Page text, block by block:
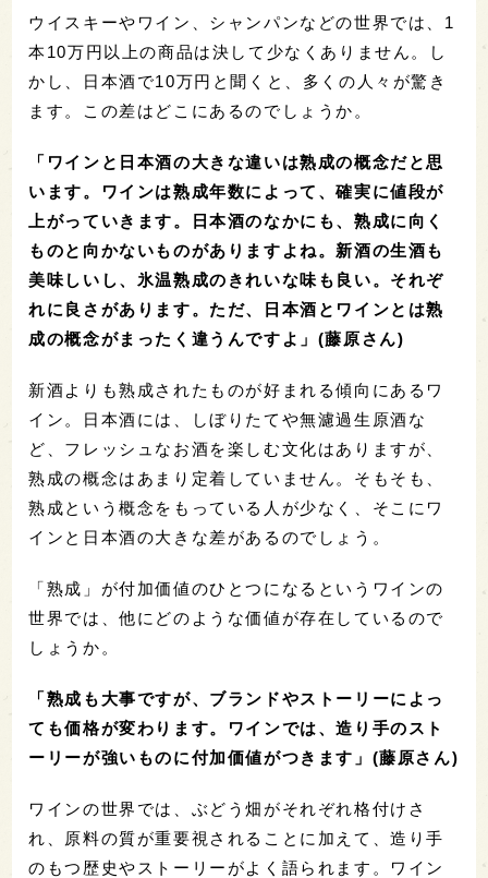
ウイスキーやワイン、シャンパンなどの世界では、1
本10万円以上の商品は決して少なくありません。し
かし、日本酒で10万円と聞くと、多くの人々が驚き
ます。この差はどこにあるのでしょうか。
「ワインと日本酒の大きな違いは熟成の概念だと思
います。ワインは熟成年数によって、確実に値段が
上がっていきます。日本酒のなかにも、熟成に向く
ものと向かないものがありますよね。新酒の生酒も
美味しいし、氷温熟成のきれいな味も良い。それぞ
れに良さがあります。ただ、日本酒とワインとは熟
成の概念がまったく違うんですよ」(藤原さん)
新酒よりも熟成されたものが好まれる傾向にあるワ
イン。日本酒には、しぼりたてや無濾過生原酒な
ど、フレッシュなお酒を楽しむ文化はありますが、
熟成の概念はあまり定着していません。そもそも、
熟成という概念をもっている人が少なく、そこにワ
インと日本酒の大きな差があるのでしょう。
「熟成」が付加価値のひとつになるというワインの
世界では、他にどのような価値が存在しているので
しょうか。
「熟成も大事ですが、ブランドやストーリーによっ
ても価格が変わります。ワインでは、造り手のスト
ーリーが強いものに付加価値がつきます」(藤原さん)
ワインの世界では、ぶどう畑がそれぞれ格付けさ
れ、原料の質が重要視されることに加えて、造り手
のもつ歴史やストーリーがよく語られます。ワイン